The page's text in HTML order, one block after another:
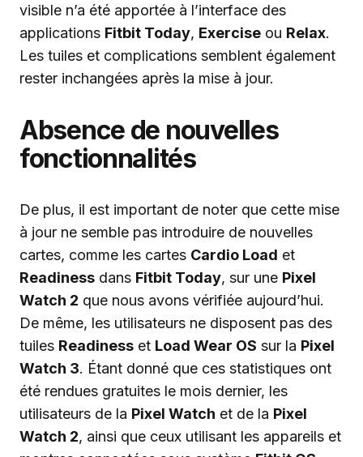
visible n’a été apportée à l’interface des
applications Fitbit Today, Exercise ou Relax.
Les tuiles et complications semblent également
rester inchangées après la mise à jour.
Absence de nouvelles
fonctionnalités
De plus, il est important de noter que cette mise
à jour ne semble pas introduire de nouvelles
cartes, comme les cartes Cardio Load et
Readiness dans Fitbit Today, sur une Pixel
Watch 2 que nous avons vérifiée aujourd’hui.
De même, les utilisateurs ne disposent pas des
tuiles Readiness et Load Wear OS sur la Pixel
Watch 3. Étant donné que ces statistiques ont
été rendues gratuites le mois dernier, les
utilisateurs de la Pixel Watch et de la Pixel
Watch 2, ainsi que ceux utilisant les appareils et